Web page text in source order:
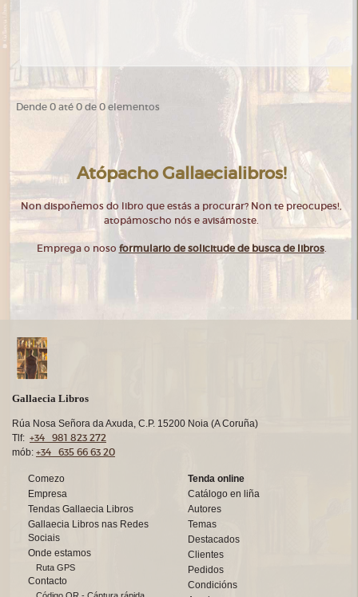
Dende 0 até 0 de 0 elementos
Atópacho Gallaecialibros!
Non dispoñemos do libro que estás a procurar? Non te preocupes!,
atopámoscho nós e avisámoste.
Emprega o noso formulario de solicitude de busca de libros.
Gallaecia Libros
Rúa Nosa Señora da Axuda, C.P. 15200 Noia (A Coruña)
Tlf: +34 981 823 272
mób: +34 635 66 63 20
Comezo
Empresa
Tendas Gallaecia Libros
Gallaecia Libros nas Redes
Sociais
Onde estamos
Ruta GPS
Contacto
Tenda online
Catálogo en liña
Autores
Temas
Destacados
Clientes
Pedidos
Condicións